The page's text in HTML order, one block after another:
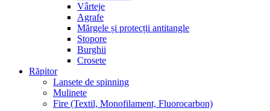
Vârteje
Agrafe
Mărgele și protecții antitangle
Stopore
Burghii
Crosete
Răpitor
Lansete de spinning
Mulinete
Fire (Textil, Monofilament, Fluorocarbon)